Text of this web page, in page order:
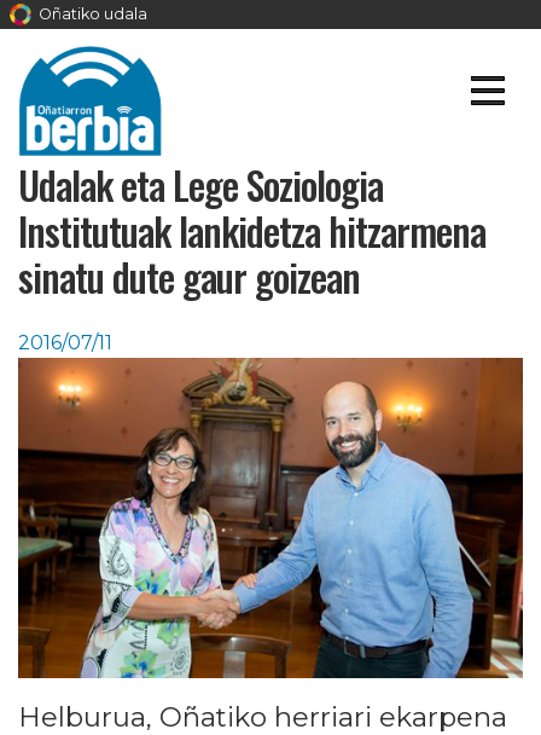
Oñatiko udala
Udalak eta Lege Soziologia
Institutuak lankidetza hitzarmena
sinatu dute gaur goizean
2016/07/11
Helburua, Oñatiko herriari ekarpena